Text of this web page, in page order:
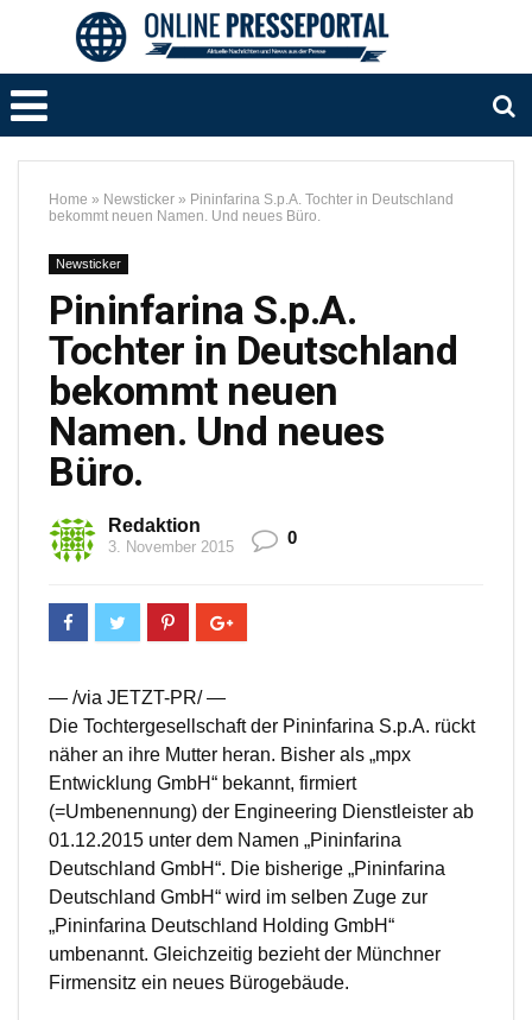
Home » Newsticker » Pininfarina S.p.A. Tochter in Deutschland
bekommt neuen Namen. Und neues Büro.
Newsticker
Pininfarina S.p.A.
Tochter in Deutschland
bekommt neuen
Namen. Und neues
Büro.
Redaktion
3. November 2015 0
— /via JETZT-PR/ —
Die Tochtergesellschaft der Pininfarina S.p.A. rückt
näher an ihre Mutter heran. Bisher als „mpx
Entwicklung GmbH“ bekannt, firmiert
(=Umbenennung) der Engineering Dienstleister ab
01.12.2015 unter dem Namen „Pininfarina
Deutschland GmbH“. Die bisherige „Pininfarina
Deutschland GmbH“ wird im selben Zuge zur
„Pininfarina Deutschland Holding GmbH“
umbenannt. Gleichzeitig bezieht der Münchner
Firmensitz ein neues Bürogebäude.